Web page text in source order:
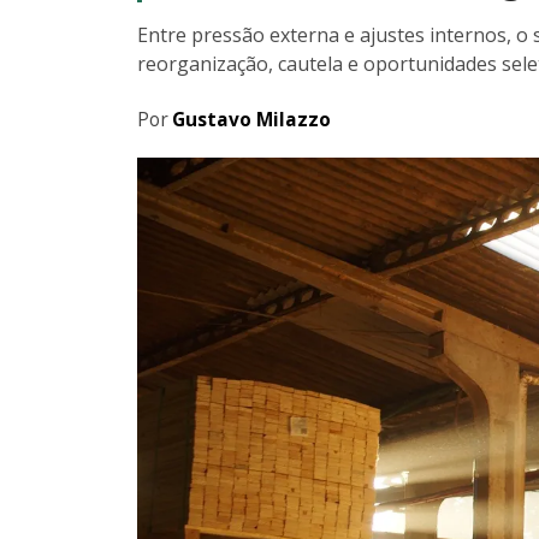
Entre pressão externa e ajustes internos,
reorganização, cautela e oportunidades
PorGustavo Milazzo